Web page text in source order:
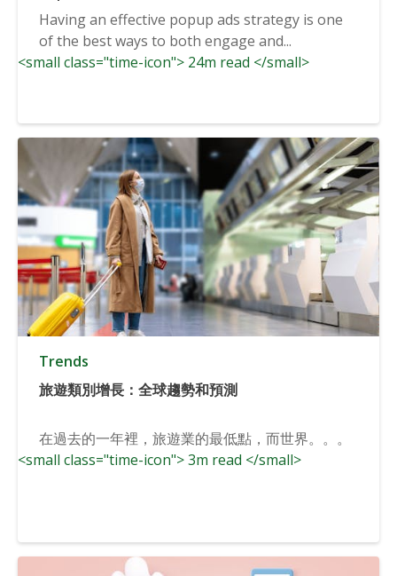
Having an effective popup ads strategy is one
of the best ways to both engage and...
<small class="time-icon"> 24m read </small>
Trends
旅遊類別增長：全球趨勢和預測
在過去的一年裡，旅遊業的最低點，而世界。。。
<small class="time-icon"> 3m read </small>